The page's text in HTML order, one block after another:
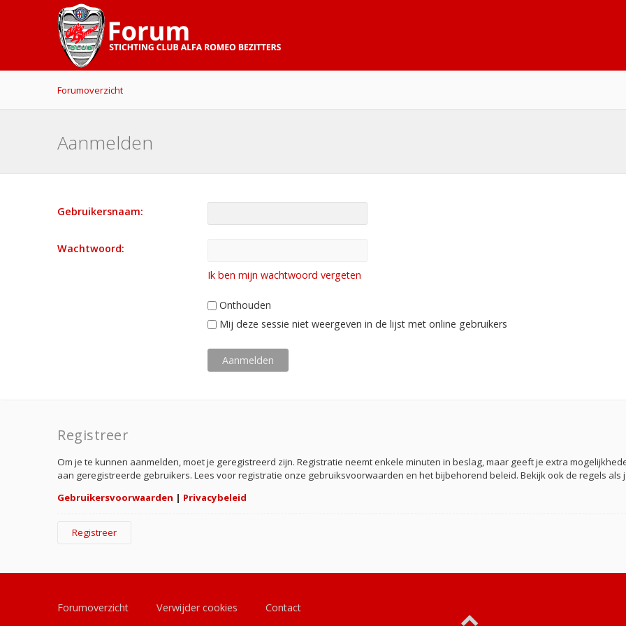
Forumoverzicht
Aanmelden
Gebruikersnaam:
Wachtwoord:
Ik ben mijn wachtwoord vergeten
Onthouden
Mij deze sessie niet weergeven in de lijst met online gebruikers
Registreer
Om je te kunnen aanmelden, moet je geregistreerd zijn. Registratie neemt enkele minuten in beslag, maar geeft je extra
aan geregistreerde gebruikers. Lees voor registratie onze gebruiksvoorwaarden en het bijbehorend beleid. Bekijk ook de regels als
Gebruikersvoorwaarden | Privacybeleid
Registreer
Forumoverzicht Verwijder cookies Contact